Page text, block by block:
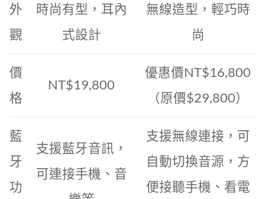
外
觀
時尚有型，耳內
式設計
無線造型，輕巧時
尚
價
格
NT$19,800
優惠價NT$16,800
（原價$29,800）
藍
牙
功
支援藍牙音訊，
可連接手機、音
支援無線連接，可
自動切換音源，方
便接聽手機、看電